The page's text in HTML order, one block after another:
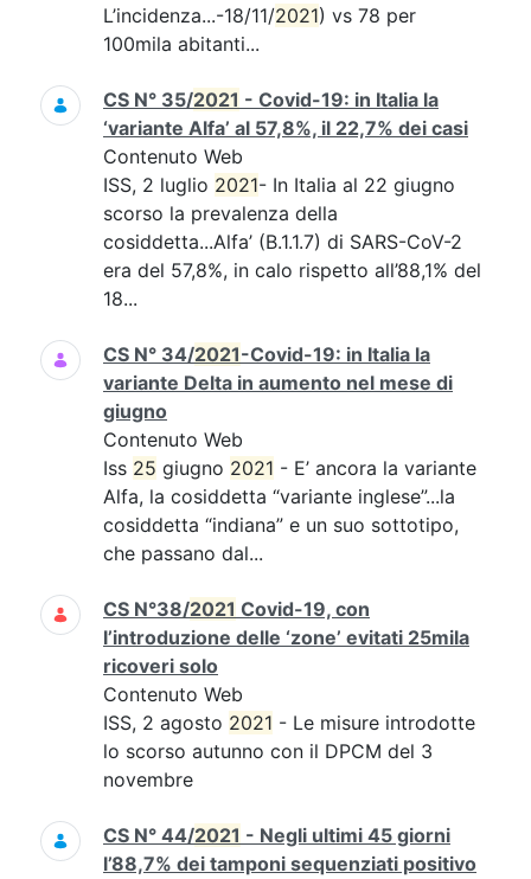
L’incidenza...-18/11/2021) vs 78 per
100mila abitanti...
CS N° 35/2021 - Covid-19: in Italia la
‘variante Alfa’ al 57,8%, il 22,7% dei casi
Contenuto Web
ISS, 2 luglio 2021- In Italia al 22 giugno
scorso la prevalenza della
cosiddetta...Alfa’ (B.1.1.7) di SARS-CoV-2
era del 57,8%, in calo rispetto all’88,1% del
18...
CS N° 34/2021-Covid-19: in Italia la
variante Delta in aumento nel mese di
giugno
Contenuto Web
Iss 25 giugno 2021 - E’ ancora la variante
Alfa, la cosiddetta “variante inglese”...la
cosiddetta “indiana” e un suo sottotipo,
che passano dal...
CS N°38/2021 Covid-19, con
l’introduzione delle ‘zone’ evitati 25mila
ricoveri solo
Contenuto Web
ISS, 2 agosto 2021 - Le misure introdotte
lo scorso autunno con il DPCM del 3
novembre
CS N° 44/2021 - Negli ultimi 45 giorni
l’88,7% dei tamponi sequenziati positivo